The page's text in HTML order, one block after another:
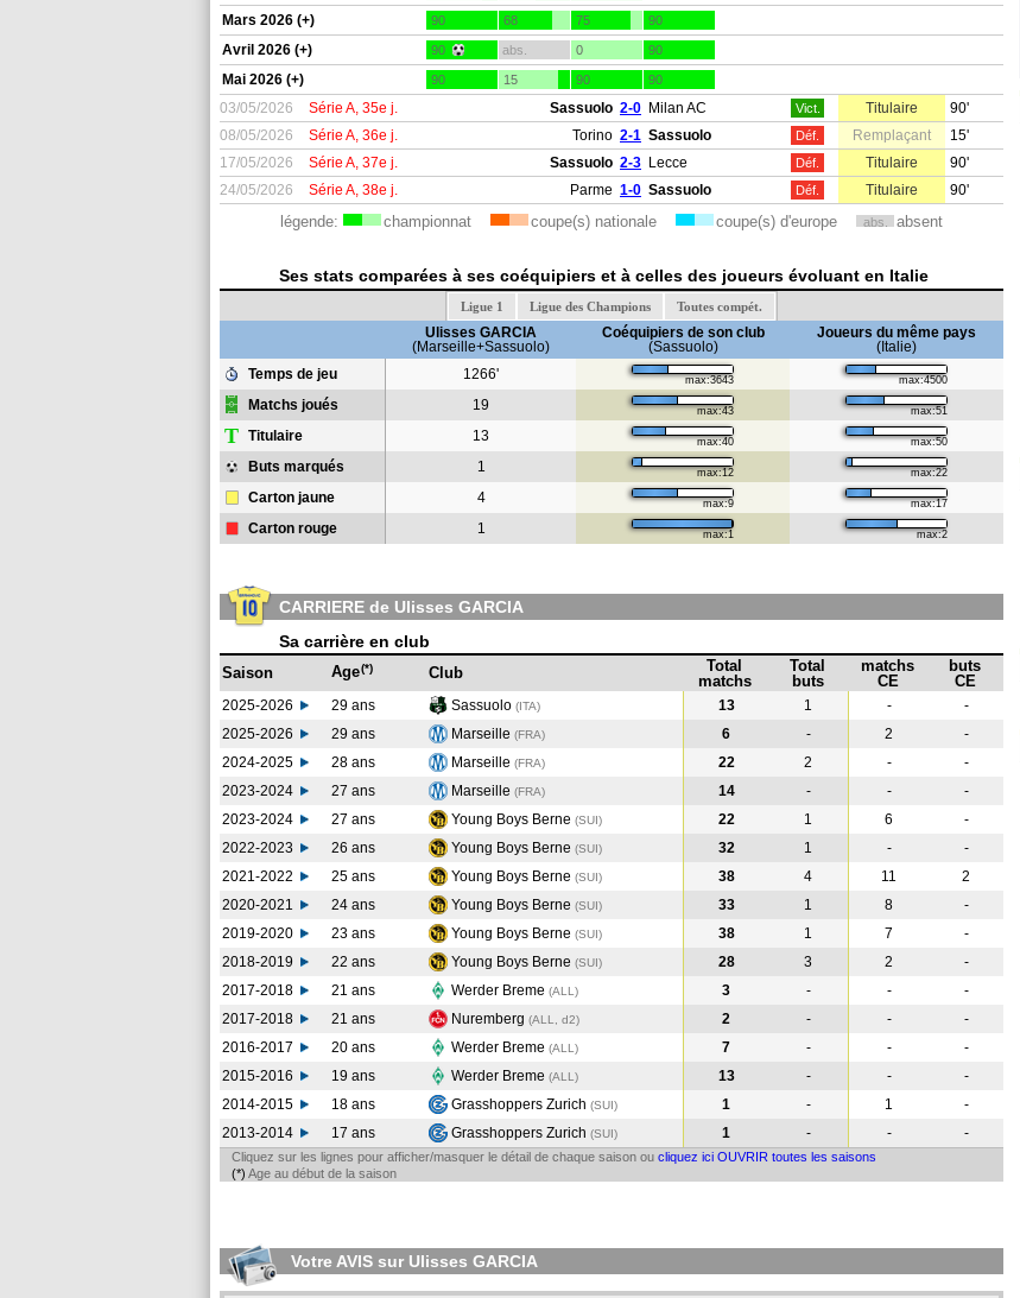
Mars 2026 (+) 90 68 75 90
Avril 2026 (+) 90 abs. 0 90
Mai 2026 (+) 90 15 90 90
03/05/2026 Série A, 35e j. Sassuolo 2-0 Milan AC Vict. Titulaire
90'
08/05/2026
Série A, 36e j. Torino 2-1 Sassuolo Déf. Remplaçant
15'
17/05/2026
Série A, 37e j. Sassuolo 2-3 Lecce Déf. Titulaire
90'
24/05/2026
Série A, 38e j. Parme 1-0 Sassuolo Déf. Titulaire 90'
légende: championnat coupe(s) nationale coupe(s) d'europe abs. absent
Ses stats comparées à ses coéquipiers et à celles des joueurs évoluant en Italie
Ligue 1 Ligue des Champions Toutes compét.
Ulisses GARCIA
(Marseille+Sassuolo)
Coéquipiers de son club
(Sassuolo)
Joueurs du même pays
(Italie)
Temps de jeu
1266' max:3643 max:4500
Matchs joués 19 max:43 max:51
T Titulaire 13 max:40 max:50
Buts marqués 1 max:12 max:22
Carton jaune 4 max:9 max:17
Carton rouge 1 max:1 max:2
CARRIERE de Ulisses GARCIA
Sa carrière en club
Saison Age(*) Club
Total
matchs
Total
buts
matchs
CE
buts
CE
2025-2026 29 ans Sassuolo (ITA) 13 1 -
-
2025-2026
29 ans Marseille (FRA) 6 - 2
-
2024-2025
28 ans Marseille (FRA) 22 2 -
-
2023-2024
27 ans Marseille (FRA) 14 - -
-
2023-2024
27 ans Young Boys Berne (SUI) 22 1 6
-
2022-2023
26 ans Young Boys Berne (SUI) 32 1 -
-
2021-2022
25 ans Young Boys Berne (SUI) 38 4 11
2
2020-2021
24 ans Young Boys Berne (SUI) 33 1 8
-
2019-2020
23 ans Young Boys Berne (SUI) 38 1 7
-
2018-2019
22 ans Young Boys Berne (SUI) 28 3 2
-
2017-2018
21 ans Werder Breme (ALL ) 3 - -
-
2017-2018
21 ans Nuremberg (ALL, d2) 2 - -
-
2016-2017
20 ans Werder Breme (ALL ) 7 - -
-
2015-2016
19 ans Werder Breme (ALL ) 13 - -
-
2014-2015
18 ans Grasshoppers Zurich (SUI) 1 - 1
-
2013-2014
17 ans Grasshoppers Zurich (SUI) 1 - - -
Cliquez sur les lignes pour afficher/masquer le détail de chaque saison ou cliquez ici OUVRIR toutes les saisons
(*) Age au début de la saison
Votre AVIS sur Ulisses GARCIA